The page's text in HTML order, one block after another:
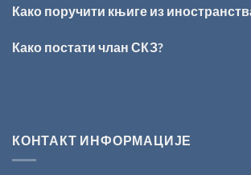
Раичковић“
Ристовићу
Како поручити књиге из
Како постати члан СКЗ?
КОНТАКТ ИНФОРМАЦИЈЕ